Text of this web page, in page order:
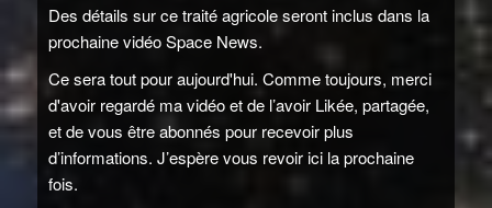
Des détails sur ce traité agricole seront inclus dans la
prochaine vidéo Space News.
Ce sera tout pour aujourd'hui. Comme toujours, merci
d'avoir regardé ma vidéo et de l’avoir Likée, partagée,
et de vous être abonnés pour recevoir plus
d’informations. J’espère vous revoir ici la prochaine
fois.